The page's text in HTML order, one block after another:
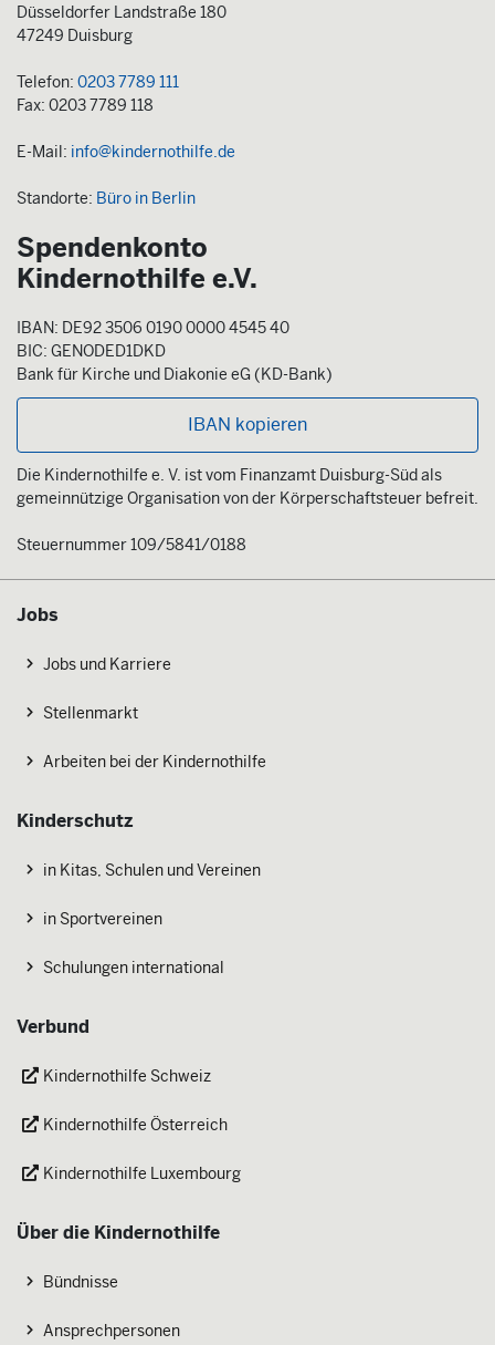
Düsseldorfer Landstraße 180
47249 Duisburg
Telefon: 0203 7789 111
Fax: 0203 7789 118
E-Mail: info@kindernothilfe.de
Standorte: Büro in Berlin
Spendenkonto
Kindernothilfe e.V.
IBAN: DE92 3506 0190 0000 4545 40
BIC: GENODED1DKD
Bank für Kirche und Diakonie eG (KD-Bank)
IBAN kopieren
Die Kindernothilfe e. V. ist vom Finanzamt Duisburg-Süd als
gemeinnützige Organisation von der Körperschaftsteuer befreit.
Steuernummer 109/5841/0188
Jobs
Jobs und Karriere
Stellenmarkt
Arbeiten bei der Kindernothilfe
Kinderschutz
in Kitas, Schulen und Vereinen
in Sportvereinen
Schulungen international
Verbund
Kindernothilfe Schweiz
Kindernothilfe Österreich
Kindernothilfe Luxembourg
Über die Kindernothilfe
Bündnisse
Ansprechpersonen